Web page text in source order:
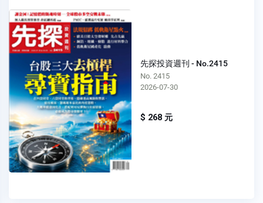
先探投資週刊 - No.2415
No. 2415
2026-07-30
$ 268 元